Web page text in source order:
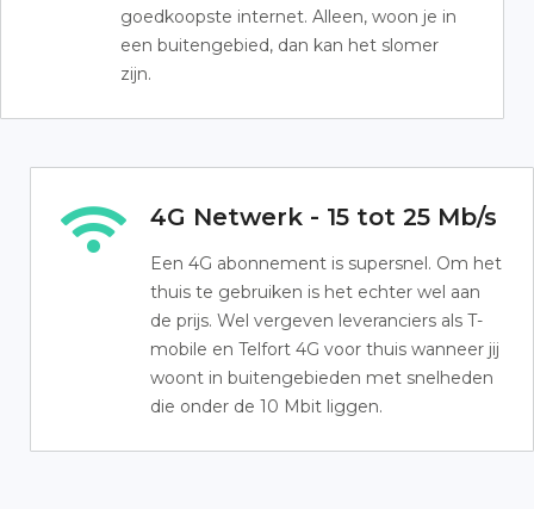
goedkoopste internet. Alleen, woon je in
een buitengebied, dan kan het slomer
zijn.
4G Netwerk - 15 tot 25 Mb/s
Een 4G abonnement is supersnel. Om het
thuis te gebruiken is het echter wel aan
de prijs. Wel vergeven leveranciers als T-
mobile en Telfort 4G voor thuis wanneer jij
woont in buitengebieden met snelheden
die onder de 10 Mbit liggen.